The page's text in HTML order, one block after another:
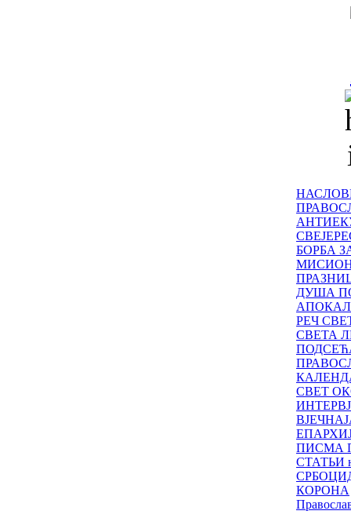
БОРБА
ДУША
РЕЧ
СВЕТА
СВЕТ
ПИСМА
СТАТЬИ
КОРОНА